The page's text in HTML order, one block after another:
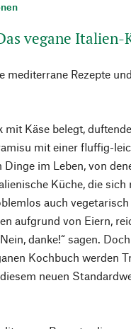
vegane Italien-
mediterrane Rezepte
mit Käse belegt,
mit einer fluffig-
Dinge im Leben, von
Küche, die
auch
aufgrund von Eiern,
danke!“ sagen.
Kochbuch werden
neuen